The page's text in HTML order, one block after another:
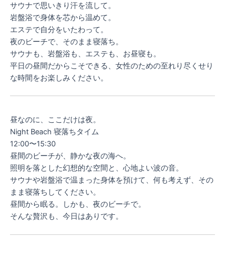
サウナで思いきり汗を流して。
岩盤浴で身体を芯から温めて。
エステで自分をいたわって。
夜のビーチで、そのまま寝落ち。
サウナも、岩盤浴も、エステも、お昼寝も。
平日の昼間だからこそできる、女性のための至れり尽くせり
な時間をお楽しみください。
昼なのに、ここだけは夜。
Night Beach 寝落ちタイム
12:00〜15:30
昼間のビーチが、静かな夜の海へ。
照明を落とした幻想的な空間と、心地よい波の音。
サウナや岩盤浴で温まった身体を預けて、何も考えず、その
まま寝落ちしてください。
昼間から眠る。しかも、夜のビーチで。
そんな贅沢も、今日はありです。